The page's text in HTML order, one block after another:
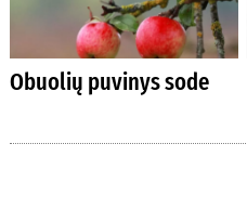
Obuolių puvinys sode